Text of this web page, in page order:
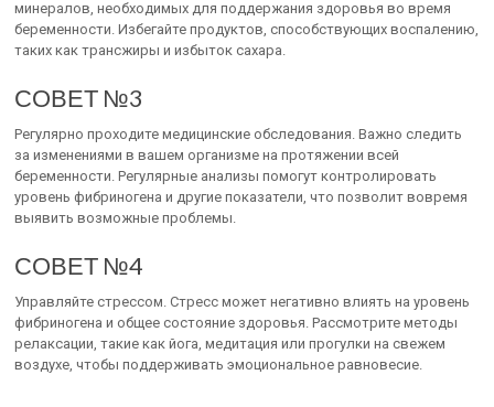
минералов, необходимых для поддержания здоровья во время
беременности. Избегайте продуктов, способствующих воспалению,
таких как трансжиры и избыток сахара.
СОВЕТ №3
Регулярно проходите медицинские обследования. Важно следить
за изменениями в вашем организме на протяжении всей
беременности. Регулярные анализы помогут контролировать
уровень фибриногена и другие показатели, что позволит вовремя
выявить возможные проблемы.
СОВЕТ №4
Управляйте стрессом. Стресс может негативно влиять на уровень
фибриногена и общее состояние здоровья. Рассмотрите методы
релаксации, такие как йога, медитация или прогулки на свежем
воздухе, чтобы поддерживать эмоциональное равновесие.